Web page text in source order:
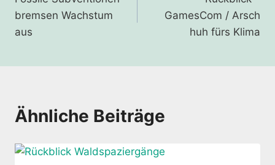
bremsen Wachstum
aus
GamesCom / Arsch
huh fürs Klima
Ähnliche Beiträge